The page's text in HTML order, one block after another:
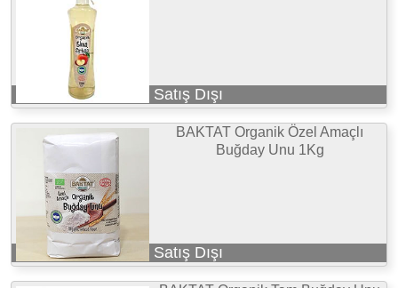
Satış Dışı
BAKTAT Organik Özel Amaçlı
Buğday Unu 1Kg
Satış Dışı